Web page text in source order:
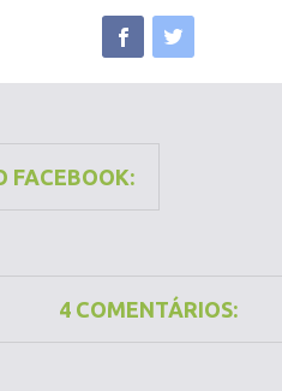
FACEBOOK:
4 COMENTÁRIOS: